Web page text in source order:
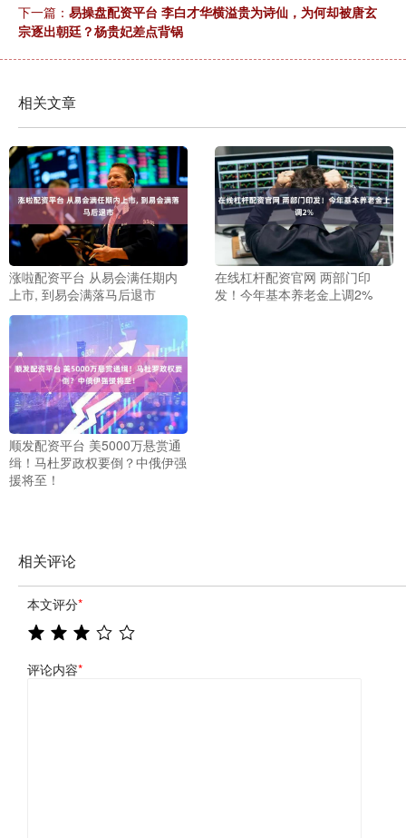
下一篇： 易操盘配资平台 李白才华横溢贵为诗仙，为何却被唐玄
宗逐出朝廷？杨贵妃差点背锅
相关文章
涨啦配资平台 从易会满任期内
上市, 到易会满落马后退市
在线杠杆配资官网 两部门印
发！今年基本养老金上调2%
顺发配资平台 美5000万悬赏通
缉！马杜罗政权要倒？中俄伊强
援将至！
相关评论
本文评分*
评论内容*